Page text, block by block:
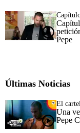
Pepe
Últimas Noticias
El
Una
Pepe